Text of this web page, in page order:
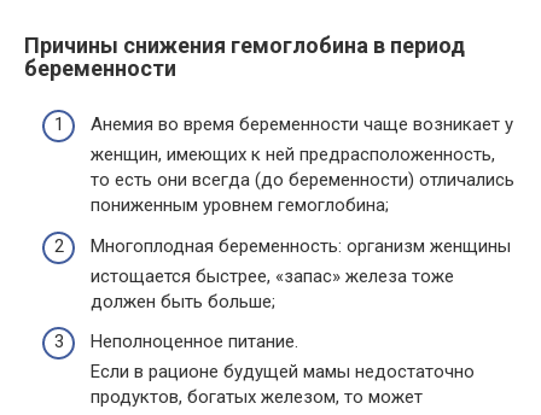
Причины снижения гемоглобина в период
беременности
Анемия во время беременности чаще возникает у
женщин, имеющих к ней предрасположенность,
то есть они всегда (до беременности) отличались
пониженным уровнем гемоглобина;
Многоплодная беременность: организм женщины
истощается быстрее, «запас» железа тоже
должен быть больше;
Неполноценное питание.
Если в рационе будущей мамы недостаточно
продуктов, богатых железом, то может